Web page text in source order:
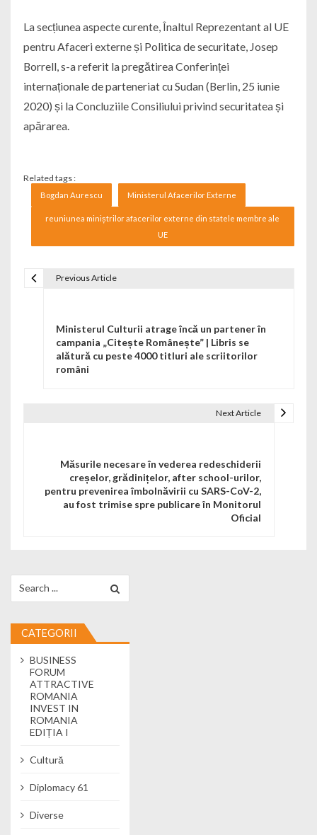
La secțiunea aspecte curente, Înaltul Reprezentant al UE
pentru Afaceri externe și Politica de securitate, Josep
Borrell, s-a referit la pregătirea Conferinței
internaționale de parteneriat cu Sudan (Berlin, 25 iunie
2020) și la Concluziile Consiliului privind securitatea și
apărarea.
Related tags :
Bogdan Aurescu Ministerul Afacerilor Externe
reuniunea miniștrilor afacerilor externe din statele membre ale
UE
Previous Article
Ministerul Culturii atrage încă un partener în
campania „Citește Românește” | Libris se
alătură cu peste 4000 titluri ale scriitorilor
români
Next Article
Măsurile necesare în vederea redeschiderii
creșelor, grădinițelor, after school-urilor,
pentru prevenirea îmbolnăvirii cu SARS-CoV-2,
au fost trimise spre publicare în Monitorul
Oficial
CATEGORII
BUSINESS
FORUM
ATTRACTIVE
ROMANIA
INVEST IN
ROMANIA
EDIȚIA I
Cultură
Diplomacy 61
Diverse